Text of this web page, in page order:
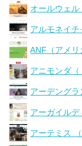
オールウェル
アルモネイチ
ANF（アメリ
アニモンダ（
アーデングラ
アーガイルデ
アーテミス